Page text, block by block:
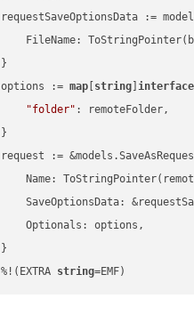
requestSaveOptionsData :=
FileName:
}
options := map string ]interface
"folder" : remoteFolder,
}
request :=
Name:
SaveOptionsData:
    Optionals: options,
}
%!(EXTRA string=EMF)